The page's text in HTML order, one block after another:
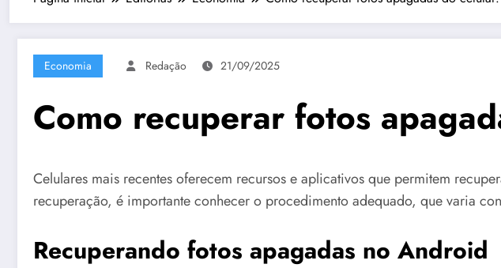
Economia Redação 21/09/2025
Como recuperar fotos
Celulares mais recentes oferecem recursos e aplicativos que permitem
recuperação, é importante conhecer o procedimento adequado, que varia
Recuperando fotos apagadas no Android